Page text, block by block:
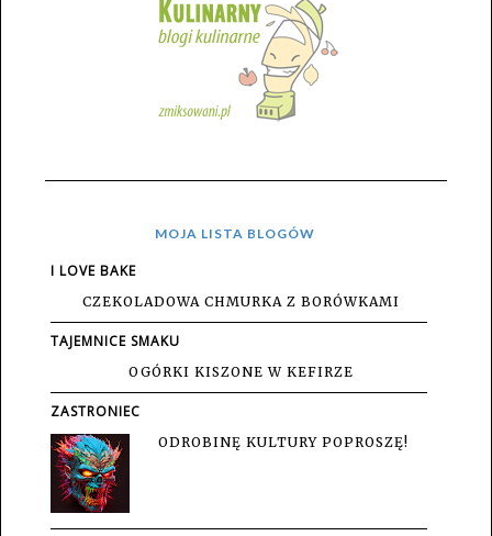
MOJA LISTA BLOGÓW
I LOVE BAKE
CZEKOLADOWA CHMURKA Z BORÓWKAMI
TAJEMNICE SMAKU
OGÓRKI KISZONE W KEFIRZE
ZASTRONIEC
ODROBINĘ KULTURY POPROSZĘ!